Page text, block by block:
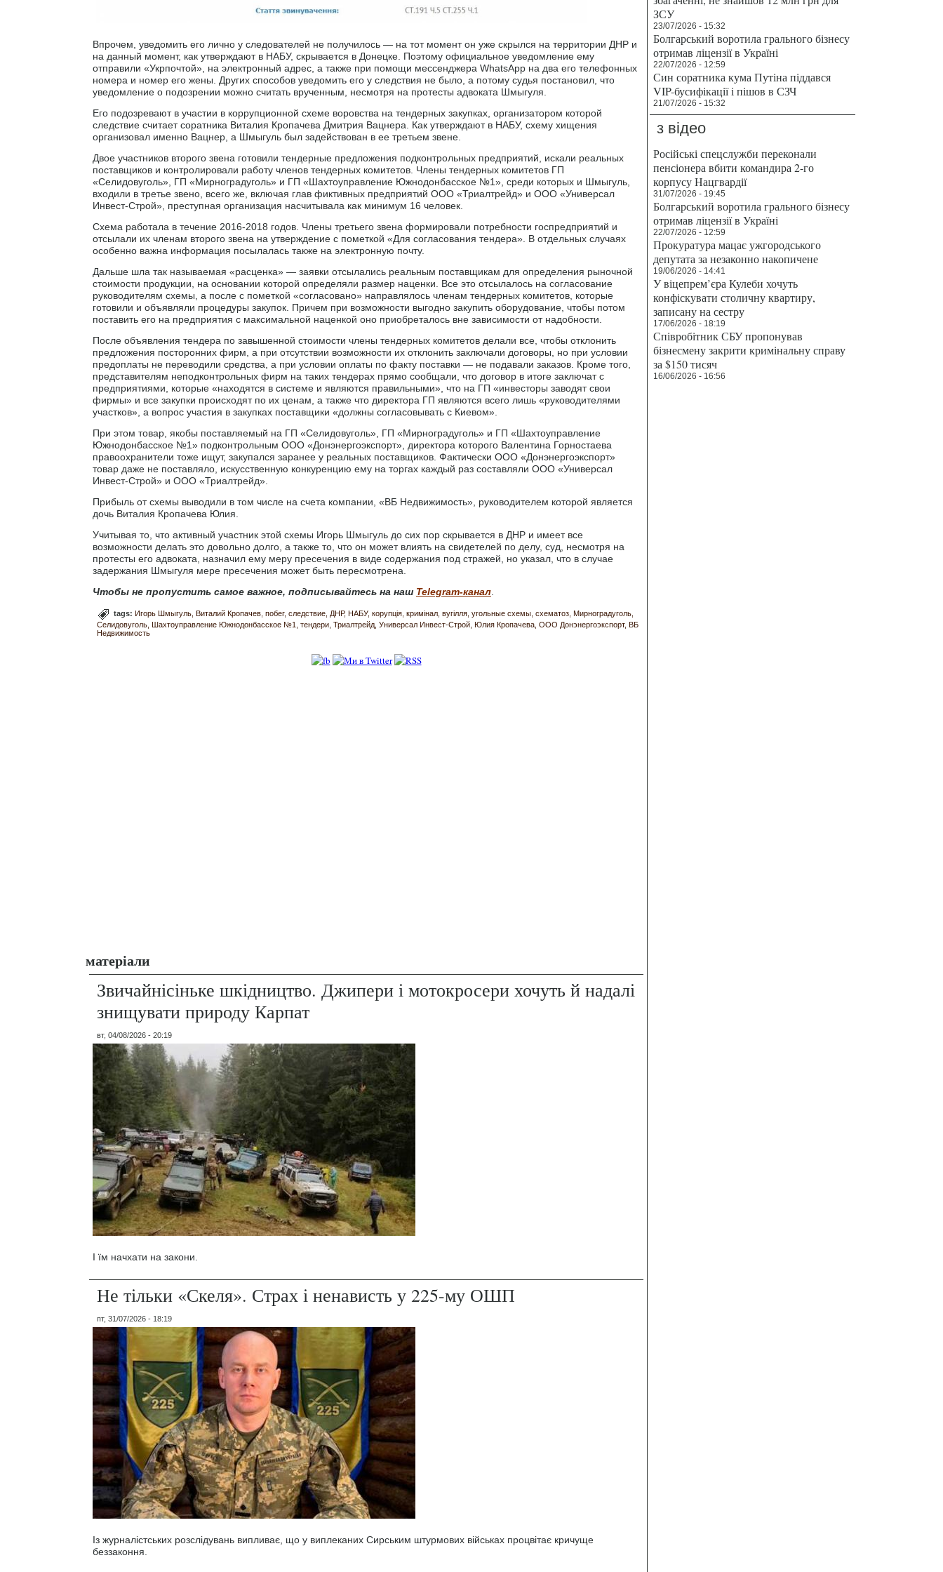
Впрочем, уведомить его лично у следователей не получилось — на тот момент он уже скрылся на территории ДНР и
на данный момент, как утверждают в НАБУ, скрывается в Донецке. Поэтому официальное уведомление ему
отправили «Укрпочтой», на электронный адрес, а также при помощи мессенджера WhatsApp на два его телефонных
номера и номер его жены. Других способов уведомить его у следствия не было, а потому судья постановил, что
уведомление о подозрении можно считать врученным, несмотря на протесты адвоката Шмыгуля.
Его подозревают в участии в коррупционной схеме воровства на тендерных закупках, организатором которой
следствие считает соратника Виталия Кропачева Дмитрия Вацнера. Как утверждают в НАБУ, схему хищения
организовал именно Вацнер, а Шмыгуль был задействован в ее третьем звене.
Двое участников второго звена готовили тендерные предложения подконтрольных предприятий, искали реальных
поставщиков и контролировали работу членов тендерных комитетов. Члены тендерных комитетов ГП
«Селидовуголь», ГП «Мирноградуголь» и ГП «Шахтоуправление Южнодонбасское №1», среди которых и Шмыгуль,
входили в третье звено, всего же, включая глав фиктивных предприятий ООО «Триалтрейд» и ООО «Универсал
Инвест-Строй», преступная организация насчитывала как минимум 16 человек.
Схема работала в течение 2016-2018 годов. Члены третьего звена формировали потребности госпредприятий и
отсылали их членам второго звена на утверждение с пометкой «Для согласования тендера». В отдельных случаях
особенно важна информация посылалась также на электронную почту.
Дальше шла так называемая «расценка» — заявки отсылались реальным поставщикам для определения рыночной
стоимости продукции, на основании которой определяли размер наценки. Все это отсылалось на согласование
руководителям схемы, а после с пометкой «согласовано» направлялось членам тендерных комитетов, которые
готовили и объявляли процедуры закупок. Причем при возможности выгодно закупить оборудование, чтобы потом
поставить его на предприятия с максимальной наценкой оно приобреталось вне зависимости от надобности.
После объявления тендера по завышенной стоимости члены тендерных комитетов делали все, чтобы отклонить
предложения посторонних фирм, а при отсутствии возможности их отклонить заключали договоры, но при условии
предоплаты не переводили средства, а при условии оплаты по факту поставки — не подавали заказов. Кроме того,
представителям неподконтрольных фирм на таких тендерах прямо сообщали, что договор в итоге заключат с
предприятиями, которые «находятся в системе и являются правильными», что на ГП «инвесторы заводят свои
фирмы» и все закупки происходят по их ценам, а также что директора ГП являются всего лишь «руководителями
участков», а вопрос участия в закупках поставщики «должны согласовывать с Киевом».
При этом товар, якобы поставляемый на ГП «Селидовуголь», ГП «Мирноградуголь» и ГП «Шахтоуправление
Южнодонбасское №1» подконтрольным ООО «Донэнергоэкспорт», директора которого Валентина Горностаева
правоохранители тоже ищут, закупался заранее у реальных поставщиков. Фактически ООО «Донэнергоэкспорт»
товар даже не поставляло, искусственную конкуренцию ему на торгах каждый раз составляли ООО «Универсал
Инвест-Строй» и ООО «Триалтрейд».
Прибыль от схемы выводили в том числе на счета компании, «ВБ Недвижимость», руководителем которой является
дочь Виталия Кропачева Юлия.
Учитывая то, что активный участник этой схемы Игорь Шмыгуль до сих пор скрывается в ДНР и имеет все
возможности делать это довольно долго, а также то, что он может влиять на свидетелей по делу, суд, несмотря на
протесты его адвоката, назначил ему меру пресечения в виде содержания под стражей, но указал, что в случае
задержания Шмыгуля мере пресечения может быть пересмотрена.
Чтобы не пропустить самое важное, подписывайтесь на наш Telegram-канал
tags: Игорь Шмыгуль Виталий Кропачев побег следствие ДНР НАБУ корупція кримінал вугілля угольные схемы схематоз Мирноградуголь
Селидовуголь Шахтоуправление Южнодонбасское №1 тендери Триалтрейд Универсал Инвест-Строй Юлия Кропачева ООО Донэнергоэкспорт ВБ
Недвижимость
матеріали
Звичайнісіньке шкідництво. Джипери і мотокросери хочуть й надалі
знищувати природу Карпат
вт, 04/08/2026 - 20:19
І їм начхати на закони.
Не тільки «Скеля». Страх і ненависть у 225-му ОШП
пт, 31/07/2026 - 18:19
Із журналістських розслідувань випливає, що у виплеканих Сирським штурмових військах процвітає кричуще
беззаконня.
ЗСУ
23/07/2026 - 15:32
Болгарський воротила грального бізнесу
отримав ліцензії в Україні
22/07/2026 - 12:59
Син соратника кума Путіна піддався
VIP-бусифікації і пішов в СЗЧ
21/07/2026 - 15:32
з відео
Російські спецслужби переконали
пенсіонера вбити командира 2-го
корпусу Нацгвардії
31/07/2026 - 19:45
Болгарський воротила грального бізнесу
отримав ліцензії в Україні
22/07/2026 - 12:59
Прокуратура мацає ужгородського
депутата за незаконно накопичене
19/06/2026 - 14:41
У віцепрем’єра Кулеби хочуть
конфіскувати столичну квартиру,
записану на сестру
17/06/2026 - 18:19
Співробітник СБУ пропонував
бізнесмену закрити кримінальну справу
за $150 тисяч
16/06/2026 - 16:56